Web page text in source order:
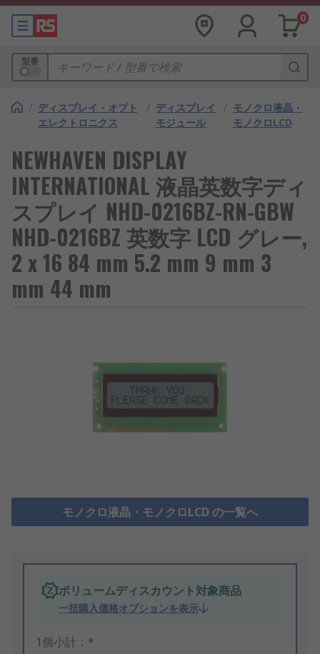
0
型番
/ ディスプレイ・オプト
エレクトロニクス
/ ディスプレイ
モジュール
/ モノクロ液晶・
モノクロLCD
NEWHAVEN DISPLAY
INTERNATIONAL 液晶英数字ディ
スプレイ NHD-0216BZ-RN-GBW
NHD-0216BZ 英数字 LCD グレー,
2 x 16 84 mm 5.2 mm 9 mm 3
mm 44 mm
モノクロ液晶・モノクロLCD の一覧へ
ボリュームディスカウント対象商品
一括購入価格オプションを表示
1個小計：*